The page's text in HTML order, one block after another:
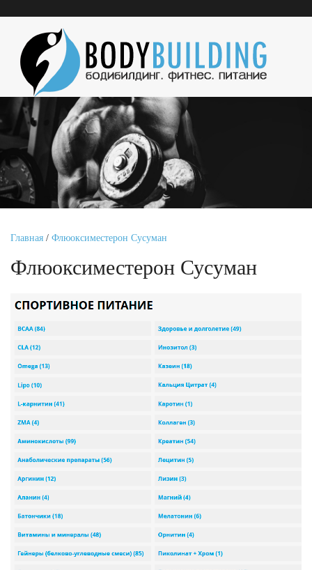
Главная / Флюоксиместерон Сусуман
Флюоксиместерон Сусуман